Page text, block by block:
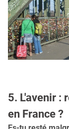
5. L'avenir :
en France ?